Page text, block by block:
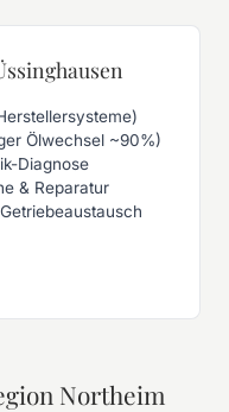
Ölwechsel ~90%)
Diagnose
& Reparatur
Northeim